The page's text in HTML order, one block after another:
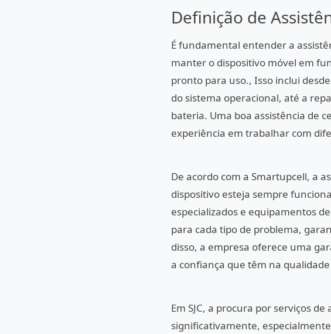
Definição de
É fundamental entender a
manter o dispositivo móvel em
pronto para uso., Isso inclui
do sistema operacional, até a
bateria. Uma boa assistência de
experiência em trabalhar com
De acordo com a Smartupcell, a
dispositivo esteja sempre
especializados e equipamentos
para cada tipo de problema,
disso, a empresa oferece uma
a confiança que têm na
Em SJC, a procura por serviços
significativamente,